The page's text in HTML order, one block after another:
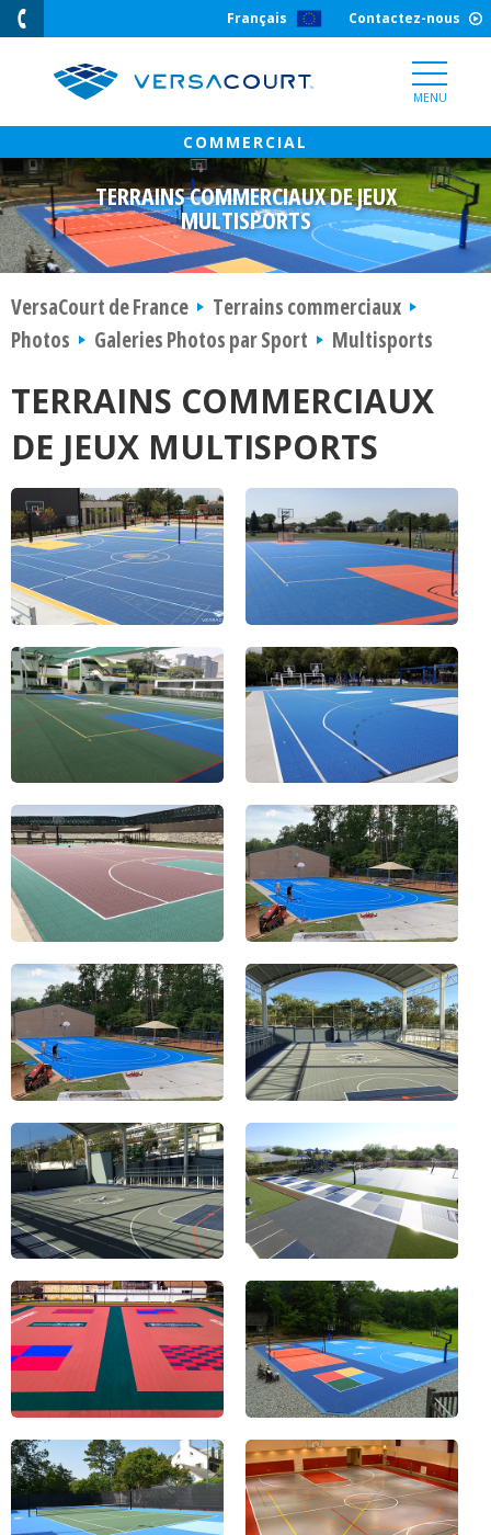
Skip
Content
Français Contactez-nous
MENU
TERRAINS COMMERCIAUX DE JEUX
MULTISPORTS
VersaCourt de France
Terrains commerciaux
Photos
Galeries Photos par Sport Multisports
TERRAINS COMMERCIAUX
DE JEUX MULTISPORTS